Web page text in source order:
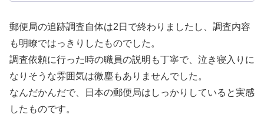
郵便局の追跡調査自体は2日で終わりましたし、調査内容
も明瞭ではっきりしたものでした。
調査依頼に行った時の職員の説明も丁寧で、泣き寝入りに
なりそうな雰囲気は微塵もありませんでした。
なんだかんだで、日本の郵便局はしっかりしていると実感
したものです。